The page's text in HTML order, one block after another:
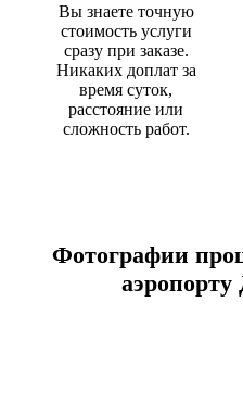
Вы знаете точную
стоимость услуги
сразу при заказе.
Никаких доплат за
время суток,
расстояние или
сложность работ.
Фотографии
аэропорту